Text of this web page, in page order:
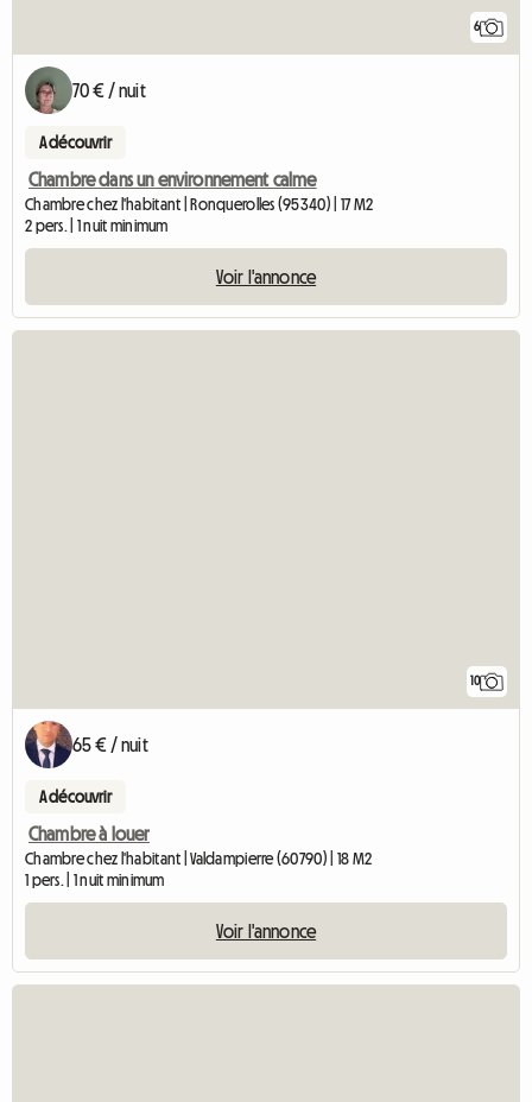
6
70 € / nuit
A découvrir
Chambre dans un environnement calme
Chambre chez l'habitant | Ronquerolles (95340) | 17 M2
2 pers. | 1 nuit minimum
Voir l'annonce
10
65 € / nuit
A découvrir
Chambre à louer
Chambre chez l'habitant | Valdampierre (60790) | 18 M2
1 pers. | 1 nuit minimum
Voir l'annonce